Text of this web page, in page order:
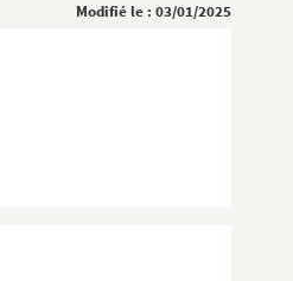
Modifié le : 03/01/2025